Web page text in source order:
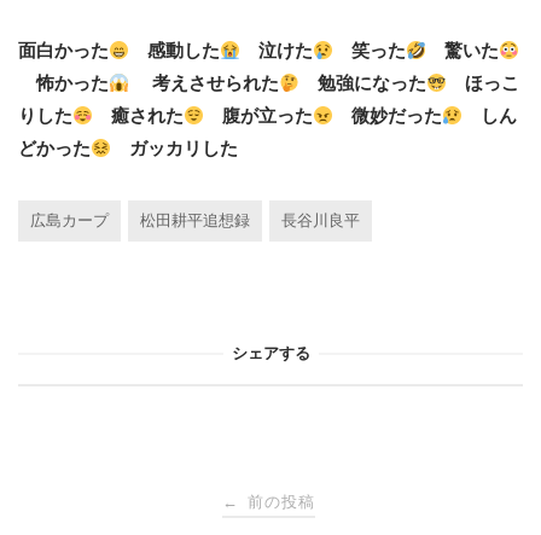
面白かった 感動した 泣けた 笑った
驚いた
怖かった
考えさせられた 勉強になった
ほっこ
りした
癒された 腹が立った 微妙だった
しん
どかった
ガッカリした
広島カープ 松田耕平追想録 長谷川良平
シェアする
← 前の投稿